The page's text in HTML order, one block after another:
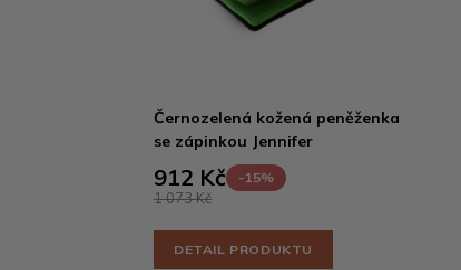
Černozelená kožená peněženka
se zápinkou Jennifer
912 Kč -15%
1 073 Kč
DETAIL PRODUKTU